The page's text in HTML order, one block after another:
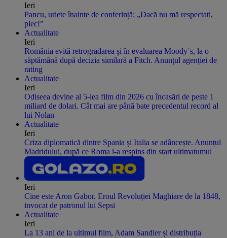
Ieri
Pancu, urlete înainte de conferință: „Dacă nu mă respectați,
plec!”
Actualitate
Ieri
România evită retrogradarea și în evaluarea Moody`s, la o
săptămână după decizia similară a Fitch. Anunțul agenției de
rating
Actualitate
Ieri
Odiseea devine al 5-lea film din 2026 cu încasări de peste 1
miliard de dolari. Cât mai are până bate precedentul record al
lui Nolan
Actualitate
Ieri
Criza diplomatică dintre Spania și Italia se adâncește. Anunțul
Madridului, după ce Roma i-a respins din start ultimatumul
Ieri
Cine este Aron Gabor. Eroul Revoluției Maghiare de la 1848,
invocat de patronul lui Sepsi
Actualitate
Ieri
La 13 ani de la ultimul film, Adam Sandler și distribuția